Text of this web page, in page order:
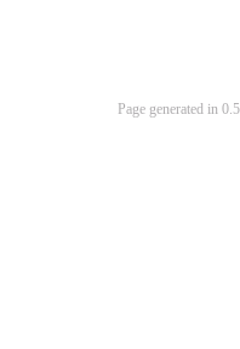
Page generated in